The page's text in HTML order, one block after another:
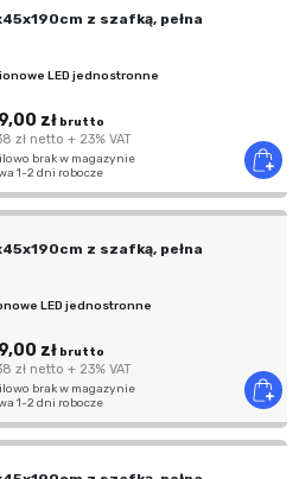
z szafką, pełna
LED jednostronne
złbrutto
złnetto + 23% VAT
brak w magazynie
1-2 dni robocze
z szafką, pełna
LED jednostronne
złbrutto
złnetto + 23% VAT
brak w magazynie
1-2 dni robocze